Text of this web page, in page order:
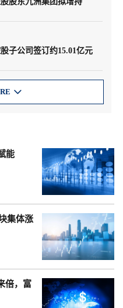
子公司签订约15.01亿元

能
集体涨
倍，富